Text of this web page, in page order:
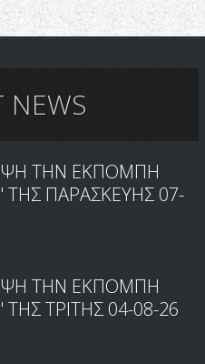
NEWS
ΤΗΝ ΕΚΠΟΜΠΗ
ΤΗΣ ΠΑΡΑΣΚΕΥΗΣ 07-
ΤΗΝ ΕΚΠΟΜΠΗ
ΤΗΣ ΤΡΙΤΗΣ 04-08-26